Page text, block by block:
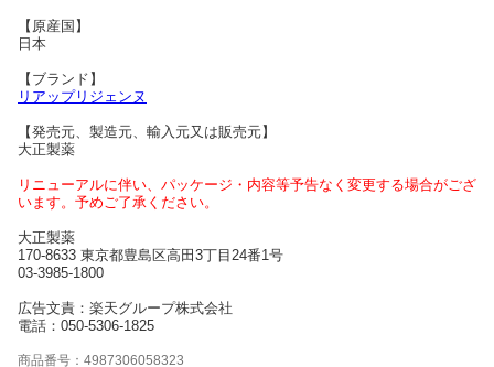
【原産国】
日本
【ブランド】
リアップリジェンヌ
【発売元、製造元、輸入元又は販売元】
大正製薬
リニューアルに伴い、パッケージ・内容等予告なく変更する場合がござ
います。予めご了承ください。
大正製薬
170-8633 東京都豊島区高田3丁目24番1号
03-3985-1800
広告文責：楽天グループ株式会社
電話：050-5306-1825
商品番号：4987306058323